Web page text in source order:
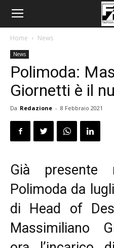
Home News
News
Polimoda:
Giornetti è il
Da Redazione - 8 Febbraio 2021
Già presente
Polimoda da
di Head of
Massimiliano